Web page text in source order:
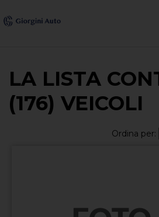
LA LISTA
(176) VEICOLI
Ordina per: